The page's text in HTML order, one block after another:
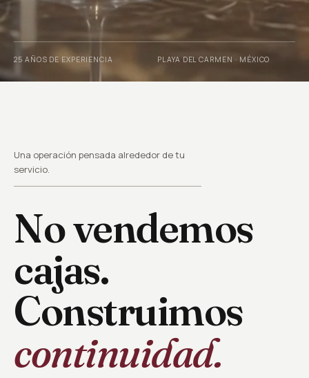
25 AÑOS DE EXPERIENCIA PLAYA DEL CARMEN · MÉXICO
Una operación pensada alrededor de tu
servicio.
No vendemos
cajas.
Construimos
continuidad.